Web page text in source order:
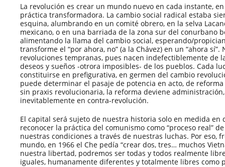
La revolución es crear un mundo nuevo en cada instante,
práctica transformadora. La cambio social radical estaba
esquina, alumbrando en un comité obrero, en la selva
mexicano, o en una barriada de la zona sur del conurbano
alimentando la llama del cambio social, esperando/
transforme el “por ahora, no” (a la Chávez) en un “ahora sí”.
revoluciones tempranas, pues nacen indefectiblemente de
deseos y sueños -otrora imposibles- de los pueblos. Cada
constituirse en prefigurativa, en germen del cambio
puede determinar el pasaje de potencia en acto, de
sin praxis revolucionaria, la reforma deviene
inevitablemente en contra-revolución.
El capital será sujeto de nuestra historia solo en medida en
reconocer la práctica del comunismo como “proceso real”
nuestras condiciones a través de nuestras luchas. Por eso,
mundo, en 1966 el Che pedía “crear dos, tres… muchos
nuestra libertad, podremos ser todas y todos realmente
iguales, humanamente diferentes y totalmente libres como